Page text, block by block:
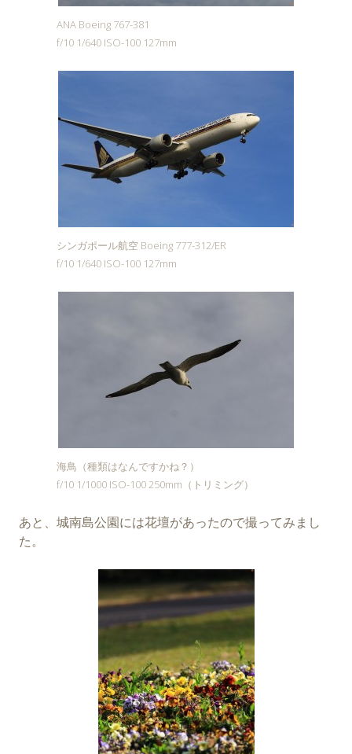
ANA Boeing 767-381
f/10 1/640 ISO-100 127mm
シンガポール航空 Boeing 777-312/ER
f/10 1/640 ISO-100 127mm
海鳥（種類はなんですかね？）
f/10 1/1000 ISO-100 250mm（トリミング）
あと、城南島公園には花壇があったので撮ってみまし
た。